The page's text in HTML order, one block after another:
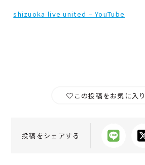
shizuoka live united – YouTube
この投稿をお気に入
投稿をシェアする